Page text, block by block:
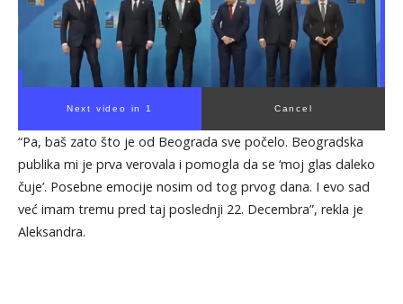
Next video in 1 Cancel
“Pa, baš zato što je od Beograda sve počelo. Beogradska
publika mi je prva verovala i pomogla da se ‘moj glas daleko
čuje’. Posebne emocije nosim od tog prvog dana. I evo sad
već imam tremu pred taj poslednji 22. Decembra”, rekla je
Aleksandra.